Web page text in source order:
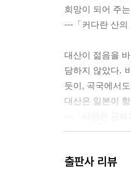
희망이 되어 주
---「커다란 산의
대산이 젊음을
담하지 않았다.
듯이, 곡국에서
대산은 일본이
“의사나 선생이
출판사 리뷰